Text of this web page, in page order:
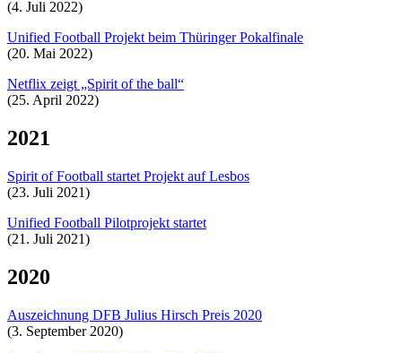
(4. Juli 2022)
Unified Football Projekt beim Thüringer Pokalfinale
(20. Mai 2022)
Netflix zeigt „Spirit of the ball“
(25. April 2022)
2021
Spirit of Football startet Projekt auf Lesbos
(23. Juli 2021)
Unified Football Pilotprojekt startet
(21. Juli 2021)
2020
Auszeichnung DFB Julius Hirsch Preis 2020
(3. September 2020)